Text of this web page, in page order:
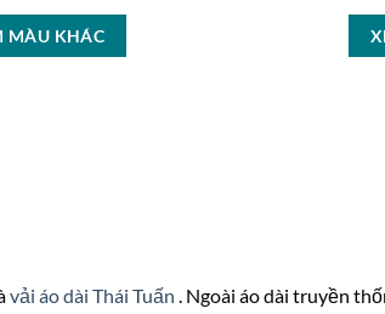
MÀU KHÁC
vải áo dài Thái Tuấn . Ngoài áo dài truyền